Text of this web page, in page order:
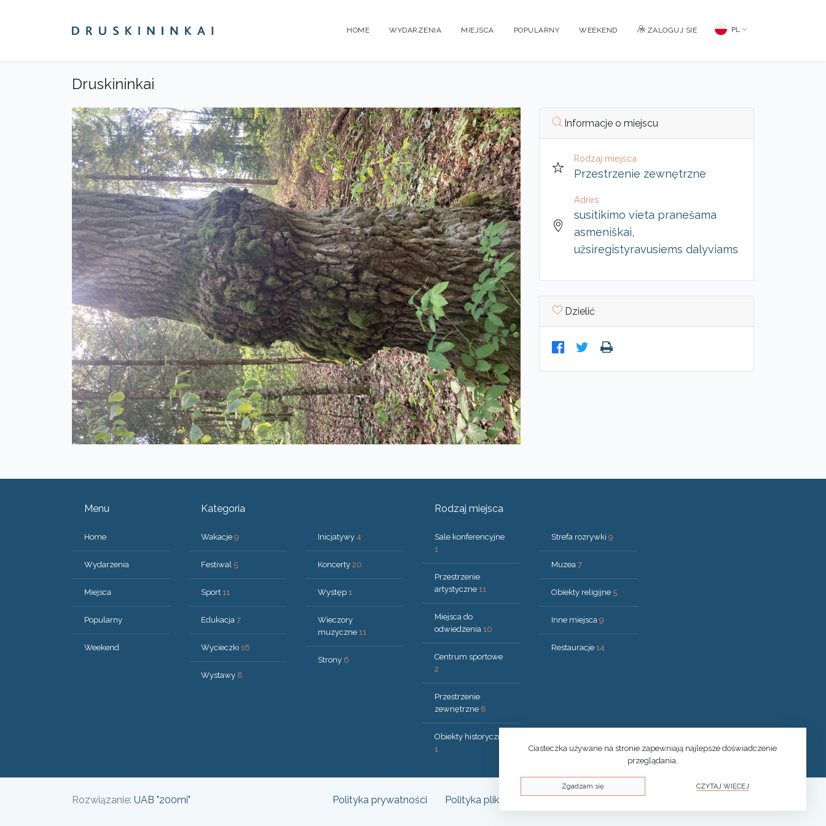
HOME WYDARZENIA MIEJSCA POPULARNY WEEKEND ZALOGUJ SIE PL
Druskininkai
Informacje o miejscu
Rodzaj miejsca
Przestrzenie zewnętrzne
Adres
susitikimo vieta pranešama
asmeniškai,
užsiregistyravusiems dalyviams
Dzielić
Menu
Home
Wydarzenia
Miejsca
Popularny
Weekend
Kategoria
Wakacje 9
Festiwal 5
Sport 11
Edukacja 7
Wycieczki 16
Wystawy 8
Inicjatywy 4
Koncerty 20
Występ 1
Wieczory
muzyczne 11
Strony 6
Rodzaj miejsca
Sale konferencyjne
1
Przestrzenie
artystyczne 11
Miejsca do
odwiedzenia 10
Centrum sportowe
2
Przestrzenie
zewnętrzne 8
Obiekty historyczne
1
Strefa rozrywki 9
Muzea 7
Obiekty religijne 5
Inne miejsca 9
Restauracje 14
Rozwiązanie: UAB "200mi" Polityka prywatności Polityka plików cookies
Ciasteczka używane na stronie zapewniają najlepsze doświadczenie
przeglądania.
Zgadzam się CZYTAJ WIĘCEJ